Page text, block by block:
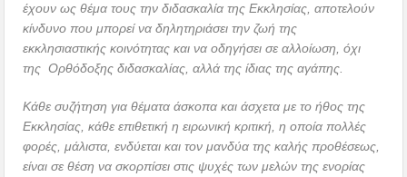
έχουν ως θέμα τους την διδασκαλία της Εκκλησίας, αποτελούν
κίνδυνο που μπορεί να δηλητηριάσει την ζωή της
εκκλησιαστικής κοινότητας και να οδηγήσει σε αλλοίωση, όχι
της Ορθόδοξης διδασκαλίας, αλλά της ίδιας της αγάπης.
Κάθε συζήτηση για θέματα άσκοπα και άσχετα με το ήθος της
Εκκλησίας, κάθε επιθετική η ειρωνική κριτική, η οποία πολλές
φορές, μάλιστα, ενδύεται και τον μανδύα της καλής προθέσεως,
είναι σε θέση να σκορπίσει στις ψυχές των μελών της ενορίας